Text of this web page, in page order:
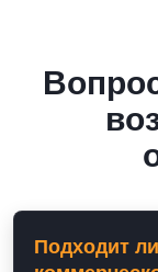
Подходит